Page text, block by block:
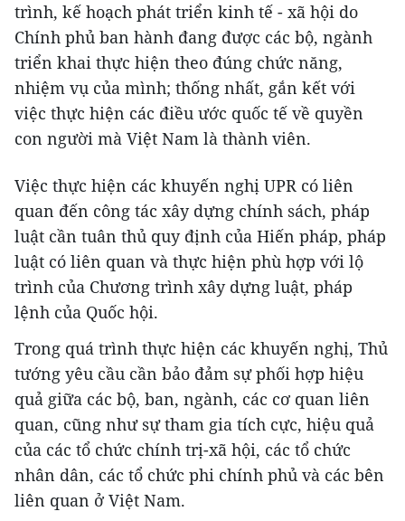
trình, kế hoạch phát triển kinh tế - xã hội do
Chính phủ ban hành đang được các bộ, ngành
triển khai thực hiện theo đúng chức năng,
nhiệm vụ của mình; thống nhất, gắn kết với
việc thực hiện các điều ước quốc tế về quyền
con người mà Việt Nam là thành viên.
Việc thực hiện các khuyến nghị UPR có liên
quan đến công tác xây dựng chính sách, pháp
luật cần tuân thủ quy định của Hiến pháp, pháp
luật có liên quan và thực hiện phù hợp với lộ
trình của Chương trình xây dựng luật, pháp
lệnh của Quốc hội.
Trong quá trình thực hiện các khuyến nghị, Thủ
tướng yêu cầu cần bảo đảm sự phối hợp hiệu
quả giữa các bộ, ban, ngành, các cơ quan liên
quan, cũng như sự tham gia tích cực, hiệu quả
của các tổ chức chính trị-xã hội, các tổ chức
nhân dân, các tổ chức phi chính phủ và các bên
liên quan ở Việt Nam.